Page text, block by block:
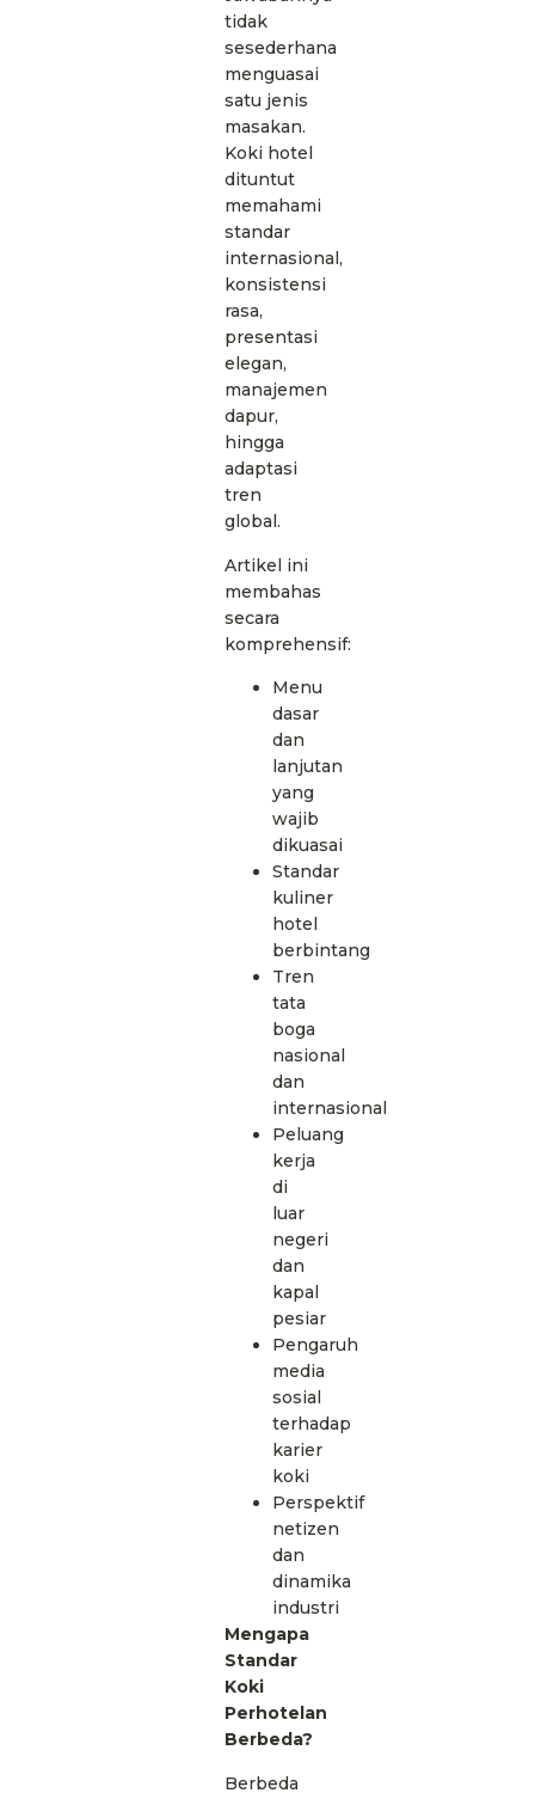
tidak
sesederhana
menguasai
satu jenis
masakan.
Koki hotel
dituntut
memahami
standar
internasional,
konsistensi
rasa,
presentasi
elegan,
manajemen
dapur,
hingga
adaptasi
tren
global.
Artikel ini
membahas
secara
komprehensif:
Menu
dasar
dan
lanjutan
yang
wajib
dikuasai
Standar
kuliner
hotel
berbintang
Tren
tata
boga
nasional
dan
internasional
Peluang
kerja
di
luar
negeri
dan
kapal
pesiar
Pengaruh
media
sosial
terhadap
karier
koki
Perspektif
netizen
dan
dinamika
industri
Mengapa
Standar
Koki
Perhotelan
Berbeda?
Berbeda